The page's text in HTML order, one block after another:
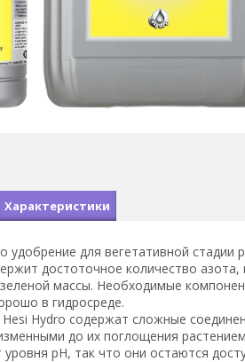
Характеристики
удобрение для вегетативной стадии
достоточное количество
массы. Необходимые
в гидросреде.
Hydro содержат сложные
до их поглощения
pH, так что они остаются